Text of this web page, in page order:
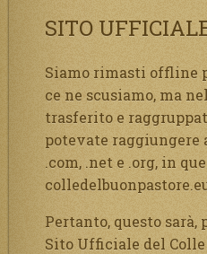
SITO
Siamo rimasti offline
ce ne scusiamo, ma
trasferito e
potevate raggiungere
.com, .net e .org, in
Pertanto, questo
Sito Ufficiale del Colle